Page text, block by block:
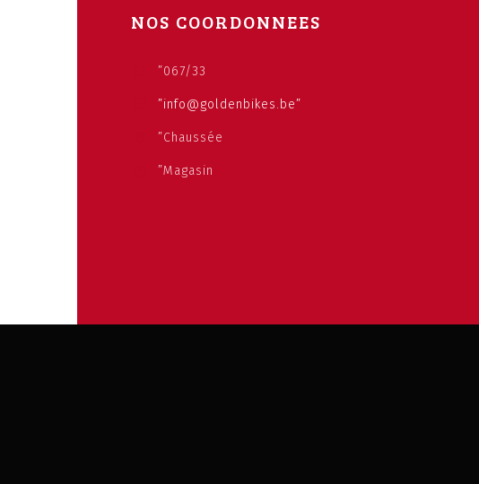
NOS COORDONNEES
”067/33
”info@goldenbikes.be”
”Chaussée
”Magasin